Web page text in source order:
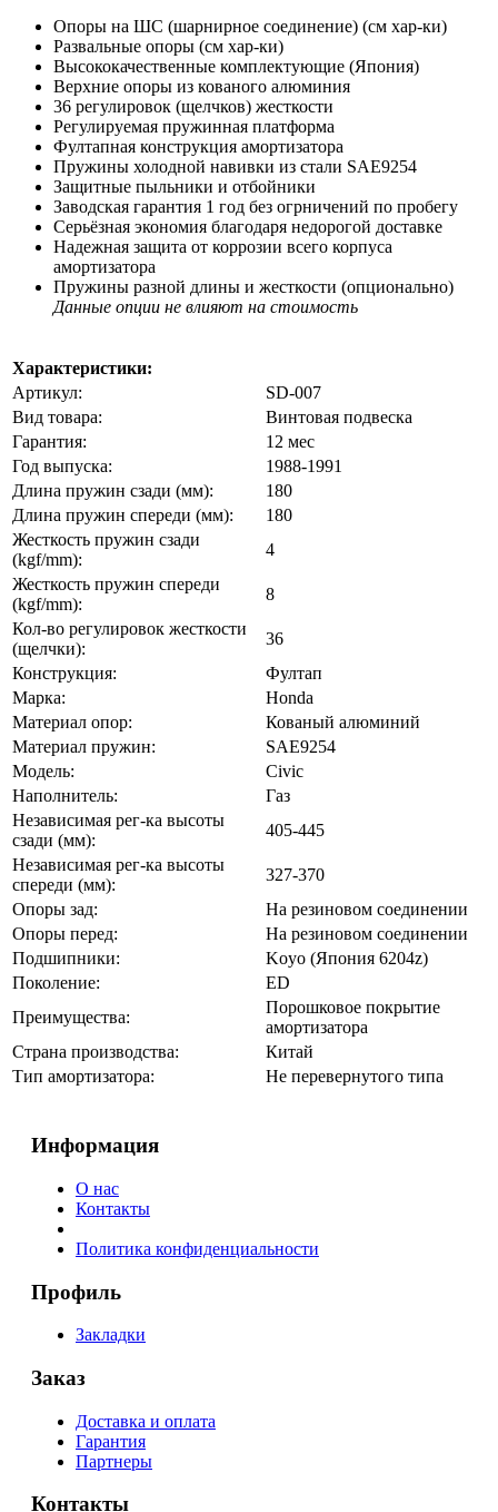
Опоры на ШС (шарнирное соединение) (см хар-ки)
Развальные опоры (см хар-ки)
Высококачественные комплектующие (Япония)
Верхние опоры из кованого алюминия
36 регулировок (щелчков) жесткости
Регулируемая пружинная платформа
Фултапная конструкция амортизатора
Пружины холодной навивки из стали SAE9254
Защитные пыльники и отбойники
Заводская гарантия 1 год без огрничений по пробегу
Серьёзная экономия благодаря недорогой доставке
Надежная защита от коррозии всего корпуса
амортизатора
Пружины разной длины и жесткости (опционально)
Данные опции не влияют на стоимость
Характеристики:
Артикул:
SD-007
Вид товара:
Винтовая подвеска
Гарантия:
12 мес
Год выпуска:
1988-1991
Длина пружин сзади (мм):
180
Длина пружин спереди (мм):
180
Жесткость пружин сзади
(kgf/mm):
4
Жесткость пружин спереди
(kgf/mm):
8
Кол-во регулировок жесткости
(щелчки):
36
Конструкция:
Фултап
Марка:
Honda
Материал опор:
Кованый алюминий
Материал пружин:
SAE9254
Модель:
Civic
Наполнитель:
Газ
Независимая рег-ка высоты
сзади (мм):
405-445
Независимая рег-ка высоты
спереди (мм):
327-370
Опоры зад:
На резиновом соединении
Опоры перед:
На резиновом соединении
Подшипники:
Koyo (Япония 6204z)
Поколение:
ED
Преимущества:
Порошковое покрытие
амортизатора
Страна производства:
Китай
Тип амортизатора:
Не перевернутого типа
Информация
О нас
Контакты
Политика конфиденциальности
Профиль
Закладки
Заказ
Доставка и оплата
Гарантия
Партнеры
Контакты